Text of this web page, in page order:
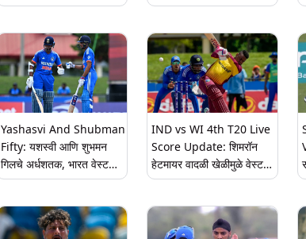
भारी, इतिहास रचत 'हा' विक्रम
होणार काट्याची टक्कर, जाणून
Yashasvi And Shubman
Fifty: यशस्वी आणि शुभमन
गिलचे अर्धशतक, भारत वेस्ट
इंडिजविरुद्ध सहज विजयाच्या
IND vs WI 4th T20 Live
Score Update: शिमरॉन
हेटमायर वादळी खेळीमुळे वेस्ट
इंडिजने भारतासमोर ठेवले 179
तीन विकेट